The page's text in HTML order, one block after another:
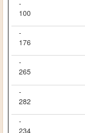
-
100
-
176
-
265
-
282
-
234